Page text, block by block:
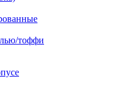
тоффи